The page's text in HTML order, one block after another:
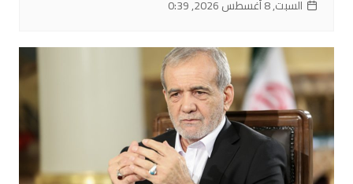
السبت, 8 أغسطس 2026, 0:39